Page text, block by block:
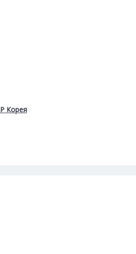
Корея